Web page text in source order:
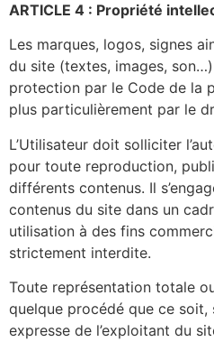
ARTICLE 4 : Propriété
Les marques, logos, signes
du site (textes, images, son…)
protection par le Code de la
plus particulièrement par le
L’Utilisateur doit solliciter
pour toute reproduction,
différents contenus. Il
contenus du site dans un
utilisation à des fins
strictement interdite.
Toute représentation totale
quelque procédé que ce soit,
expresse de l’exploitant du